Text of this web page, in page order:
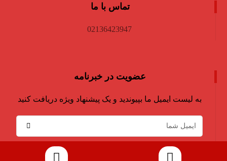
تماس با ما
02136423947
عضویت در خبرنامه
به لیست ایمیل ما بپیوندید و یک پیشنهاد ویژه دریافت کنید